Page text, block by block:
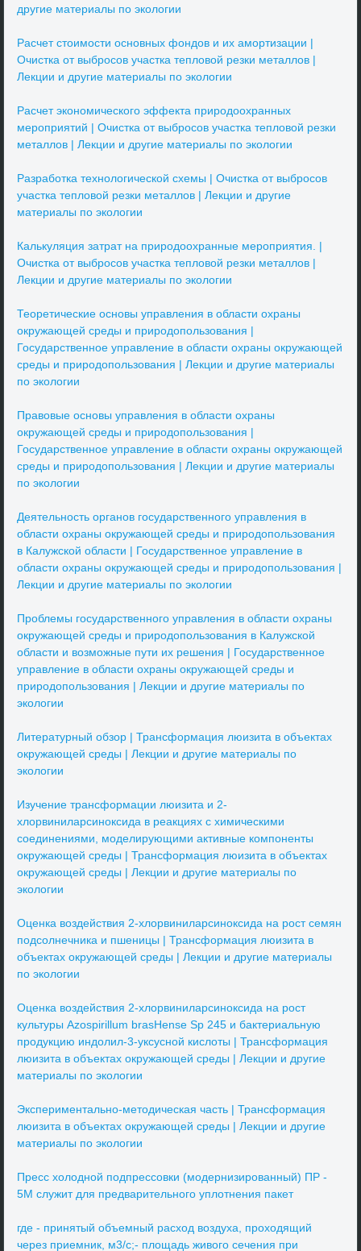
другие материалы по экологии
Расчет стоимости основных фондов и их амортизации |
Очистка от выбросов участка тепловой резки металлов |
Лекции и другие материалы по экологии
Расчет экономического эффекта природоохранных
мероприятий | Очистка от выбросов участка тепловой резки
металлов | Лекции и другие материалы по экологии
Разработка технологической схемы | Очистка от выбросов
участка тепловой резки металлов | Лекции и другие
материалы по экологии
Калькуляция затрат на природоохранные мероприятия. |
Очистка от выбросов участка тепловой резки металлов |
Лекции и другие материалы по экологии
Теоретические основы управления в области охраны
окружающей среды и природопользования |
Государственное управление в области охраны окружающей
среды и природопользования | Лекции и другие материалы
по экологии
Правовые основы управления в области охраны
окружающей среды и природопользования |
Государственное управление в области охраны окружающей
среды и природопользования | Лекции и другие материалы
по экологии
Деятельность органов государственного управления в
области охраны окружающей среды и природопользования
в Калужской области | Государственное управление в
области охраны окружающей среды и природопользования |
Лекции и другие материалы по экологии
Проблемы государственного управления в области охраны
окружающей среды и природопользования в Калужской
области и возможные пути их решения | Государственное
управление в области охраны окружающей среды и
природопользования | Лекции и другие материалы по
экологии
Литературный обзор | Трансформация люизита в объектах
окружающей среды | Лекции и другие материалы по
экологии
Изучение трансформации люизита и 2-
хлорвиниларсиноксида в реакциях с химическими
соединениями, моделирующими активные компоненты
окружающей среды | Трансформация люизита в объектах
окружающей среды | Лекции и другие материалы по
экологии
Оценка воздействия 2-хлорвиниларсиноксида на рост семян
подсолнечника и пшеницы | Трансформация люизита в
объектах окружающей среды | Лекции и другие материалы
по экологии
Оценка воздействия 2-хлорвиниларсиноксида на рост
культуры Azospirillum brasHense Sp 245 и бактериальную
продукцию индолил-3-уксусной кислоты | Трансформация
люизита в объектах окружающей среды | Лекции и другие
материалы по экологии
Экспериментально-методическая часть | Трансформация
люизита в объектах окружающей среды | Лекции и другие
материалы по экологии
Пресс холодной подпрессовки (модернизированный) ПР -
5М служит для предварительного уплотнения пакет
где - принятый объемный расход воздуха, проходящий
через приемник, м3/с;- площадь живого сечения при